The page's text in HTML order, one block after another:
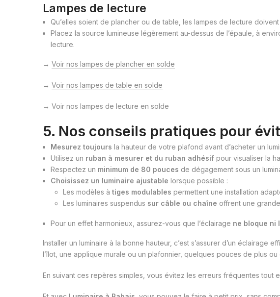
Lampes de lecture
Qu’elles soient de plancher ou de table, les lampes de lecture
Placez la source lumineuse légèrement au-dessus de l’épaule, à
lecture.
→ Voir nos lampes de plancher en solde
→ Voir nos lampes de table en solde
→ Voir nos lampes de lecture en solde
5. Nos conseils pratiques pour
Mesurez toujours la hauteur de votre plafond avant d’acheter un
Utilisez un ruban à mesurer et du ruban adhésif pour visualiser la
Respectez un minimum de 80 pouces de dégagement sous un
Choisissez un luminaire ajustable lorsque possible :
Les modèles à tiges modulables permettent une installation
Les luminaires suspendus sur câble ou chaîne offrent une
Pour un effet harmonieux, assurez-vous que l’éclairage ne bloque ni
Installer un luminaire à la bonne hauteur, c’est s’assurer d’un
l’îlot, une applique murale ou un plafonnier, quelques pouces de plus
En suivant ces repères simples, vous évitez les erreurs fréquentes tout